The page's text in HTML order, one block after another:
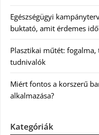
Egészségügyi
buktató, amit érdemes
Plasztikai műtét:
tudnivalók
Miért fontos a korszerű
alkalmazása?
Kategóriák